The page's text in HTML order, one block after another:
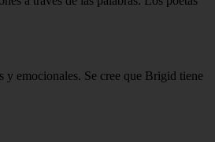
y emocionales. Se cree que Brigid tiene